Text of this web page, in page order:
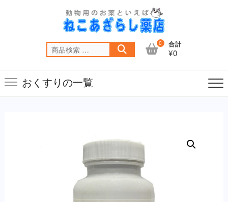
索
0 合計
¥0
おくすりの一覧